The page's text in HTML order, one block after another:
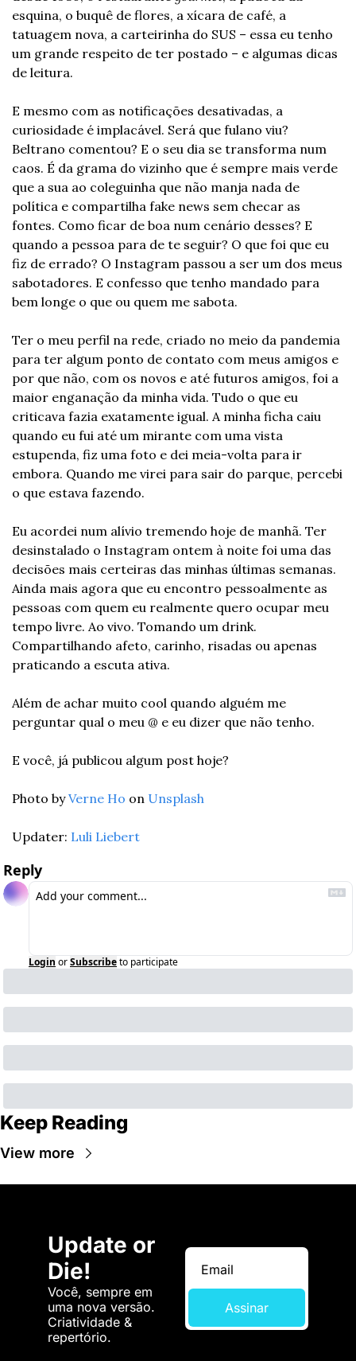
esquina, o buquê de flores, a xícara de café, a
tatuagem nova, a carteirinha do SUS – essa eu tenho
um grande respeito de ter postado – e algumas dicas
de leitura.
E mesmo com as notificações desativadas, a
curiosidade é implacável. Será que fulano viu?
Beltrano comentou? E o seu dia se transforma num
caos. É da grama do vizinho que é sempre mais verde
que a sua ao coleguinha que não manja nada de
política e compartilha fake news sem checar as
fontes. Como ficar de boa num cenário desses? E
quando a pessoa para de te seguir? O que foi que eu
fiz de errado? O Instagram passou a ser um dos meus
sabotadores. E confesso que tenho mandado para
bem longe o que ou quem me sabota.
Ter o meu perfil na rede, criado no meio da pandemia
para ter algum ponto de contato com meus amigos e
por que não, com os novos e até futuros amigos, foi a
maior enganação da minha vida. Tudo o que eu
criticava fazia exatamente igual. A minha ficha caiu
quando eu fui até um mirante com uma vista
estupenda, fiz uma foto e dei meia-volta para ir
embora. Quando me virei para sair do parque, percebi
o que estava fazendo.
Eu acordei num alívio tremendo hoje de manhã. Ter
desinstalado o Instagram ontem à noite foi uma das
decisões mais certeiras das minhas últimas semanas.
Ainda mais agora que eu encontro pessoalmente as
pessoas com quem eu realmente quero ocupar meu
tempo livre. Ao vivo. Tomando um drink.
Compartilhando afeto, carinho, risadas ou apenas
praticando a escuta ativa.
Além de achar muito cool quando alguém me
perguntar qual o meu @ e eu dizer que não tenho.
E você, já publicou algum post hoje?
Photo by Verne Ho on Unsplash
Updater: Luli Liebert
Reply
Login orSubscribeto participate
Keep Reading
View more
Update or
Die!
Você, sempre em
uma nova versão.
Criatividade &
repertório.
Assinar